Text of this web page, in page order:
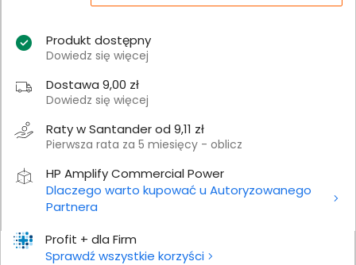
Profit + dla Firm
Sprawdź wszystkie korzyści
Produkt dostępny
Dowiedz się więcej
Dostawa 9,00 zł
Dowiedz się więcej
Raty w Santander od 9,11 zł
Pierwsza rata za 5 miesięcy - oblicz
HP Amplify Commercial Power
Dlaczego warto kupować u Autoryzowanego
Partnera